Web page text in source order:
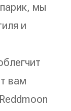
мы
и
вам